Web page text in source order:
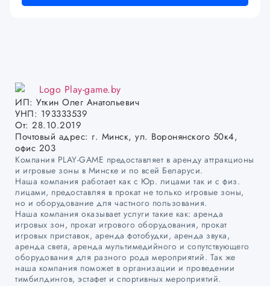
ИП: Уткин Олег Анатольевич
УНП: 193333539
От: 28.10.2019
Почтовый адрес: г. Минск, ул. Воронянского 50к4,
офис 203
Компания PLAY-GAME предоставляет в аренду аттракционы
и игровые зоны в Минске и по всей Беларуси.
Наша компания работает как с Юр. лицами так и с физ.
лицами, предоставляя в прокат не только игровые зоны,
но и оборудование для частного пользования.
Наша компания оказывает услуги такие как: аренда
игровых зон, прокат игрового оборудования, прокат
игровых приставок, аренда фотобудки, аренда звука,
аренда света, аренда мультимедийного и сопутствующего
оборудования для разного рода мероприятий. Так же
наша компания поможет в организации и проведении
тимбилдингов, эстафет и спортивных мероприятий.